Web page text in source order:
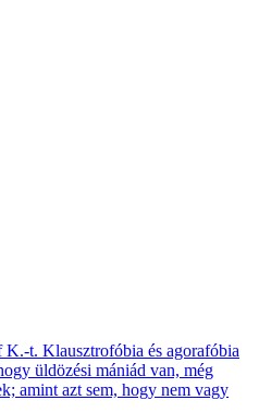
K.-t. Klausztrofóbia és agorafóbia
üldözési mániád van, még
amint azt sem, hogy nem vagy